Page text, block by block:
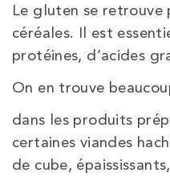
Le gluten se retrouve
céréales. Il est
protéines, d’acides
On en trouve
dans les produits
certaines viandes
de cube,